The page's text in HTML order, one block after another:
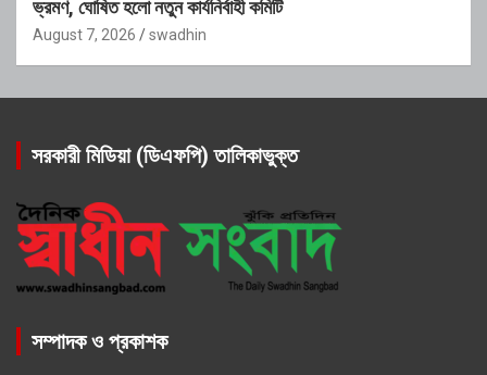
ভ্রমণ, ঘোষিত হলো নতুন কার্যনির্বাহী কমিটি
August 7, 2026 swadhin
সরকারী মিডিয়া (ডিএফপি) তালিকাভুক্ত
সম্পাদক ও প্রকাশক